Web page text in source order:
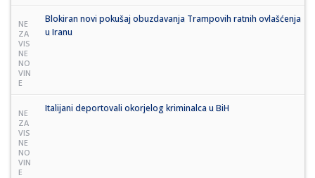
NE
ZA
VIS
NE
NO
VIN
E
Blokiran novi pokušaj obuzdavanja Trampovih ratnih ovlašćenja
u Iranu
NE
ZA
VIS
NE
NO
VIN
E
Italijani deportovali okorjelog kriminalca u BiH